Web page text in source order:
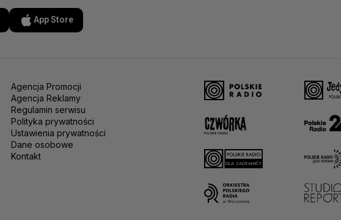
App Store
Agencja Promocji
Agencja Reklamy
Regulamin serwisu
Polityka prywatności
Ustawienia prywatności
Dane osobowe
Kontakt